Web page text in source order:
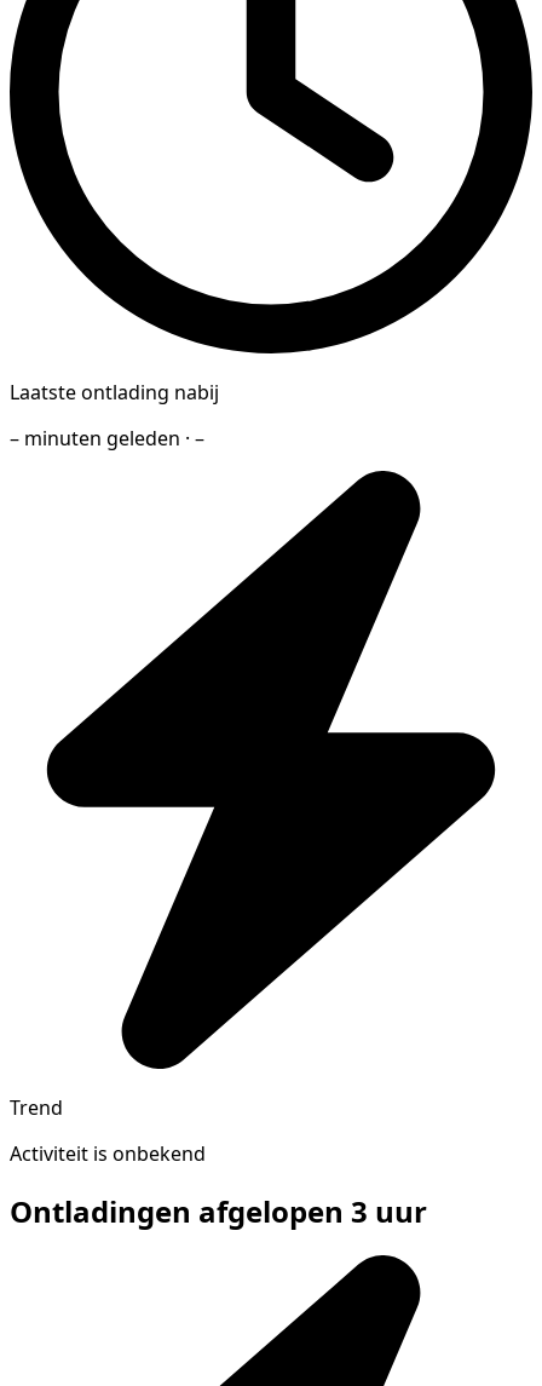
Laatste ontlading nabij
– minuten geleden · –
Trend
Activiteit is onbekend
Ontladingen afgelopen 3 uur